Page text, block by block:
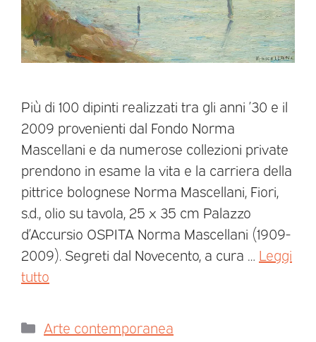
Più di 100 dipinti realizzati tra gli anni ’30 e il
2009 provenienti dal Fondo Norma
Mascellani e da numerose collezioni private
prendono in esame la vita e la carriera della
pittrice bolognese Norma Mascellani, Fiori,
s.d., olio su tavola, 25 x 35 cm Palazzo
d’Accursio OSPITA Norma Mascellani (1909-
2009). Segreti dal Novecento, a cura … Leggi
tutto
Arte contemporanea